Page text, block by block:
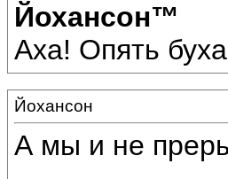
Йохансон™
Аха! Опять
Йохансон
А мы и не